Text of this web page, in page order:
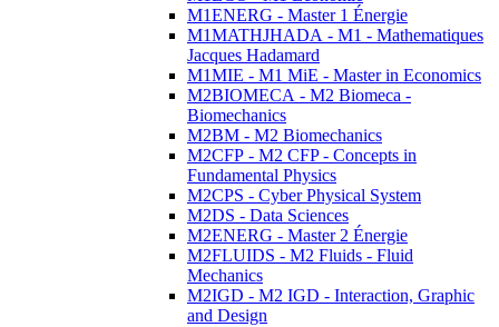
M1ENERG - Master 1 Énergie
M1MATHJHADA - M1 - Mathematiques
Jacques Hadamard
M1MIE - M1 MiE - Master in Economics
M2BIOMECA - M2 Biomeca -
Biomechanics
M2BM - M2 Biomechanics
M2CFP - M2 CFP - Concepts in
Fundamental Physics
M2CPS - Cyber Physical System
M2DS - Data Sciences
M2ENERG - Master 2 Énergie
M2FLUIDS - M2 Fluids - Fluid
Mechanics
M2IGD - M2 IGD - Interaction, Graphic
and Design